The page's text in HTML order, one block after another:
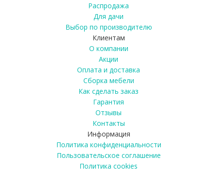
Распродажа
Для дачи
Выбор по производителю
Клиентам
О компании
Акции
Оплата и доставка
Сборка мебели
Как сделать заказ
Гарантия
Отзывы
Контакты
Информация
Политика конфиденциальности
Пользовательское соглашение
Политика cookies